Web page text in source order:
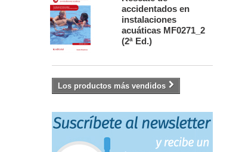
accidentados en
instalaciones
acuáticas MF0271_2
(2ª Ed.)
Los productos más vendidos